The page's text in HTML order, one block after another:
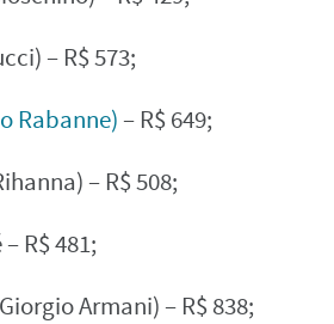
– R$ 573;
Rabanne)– R$ 649;
– R$ 508;
R$ 481;
Armani) – R$ 838;